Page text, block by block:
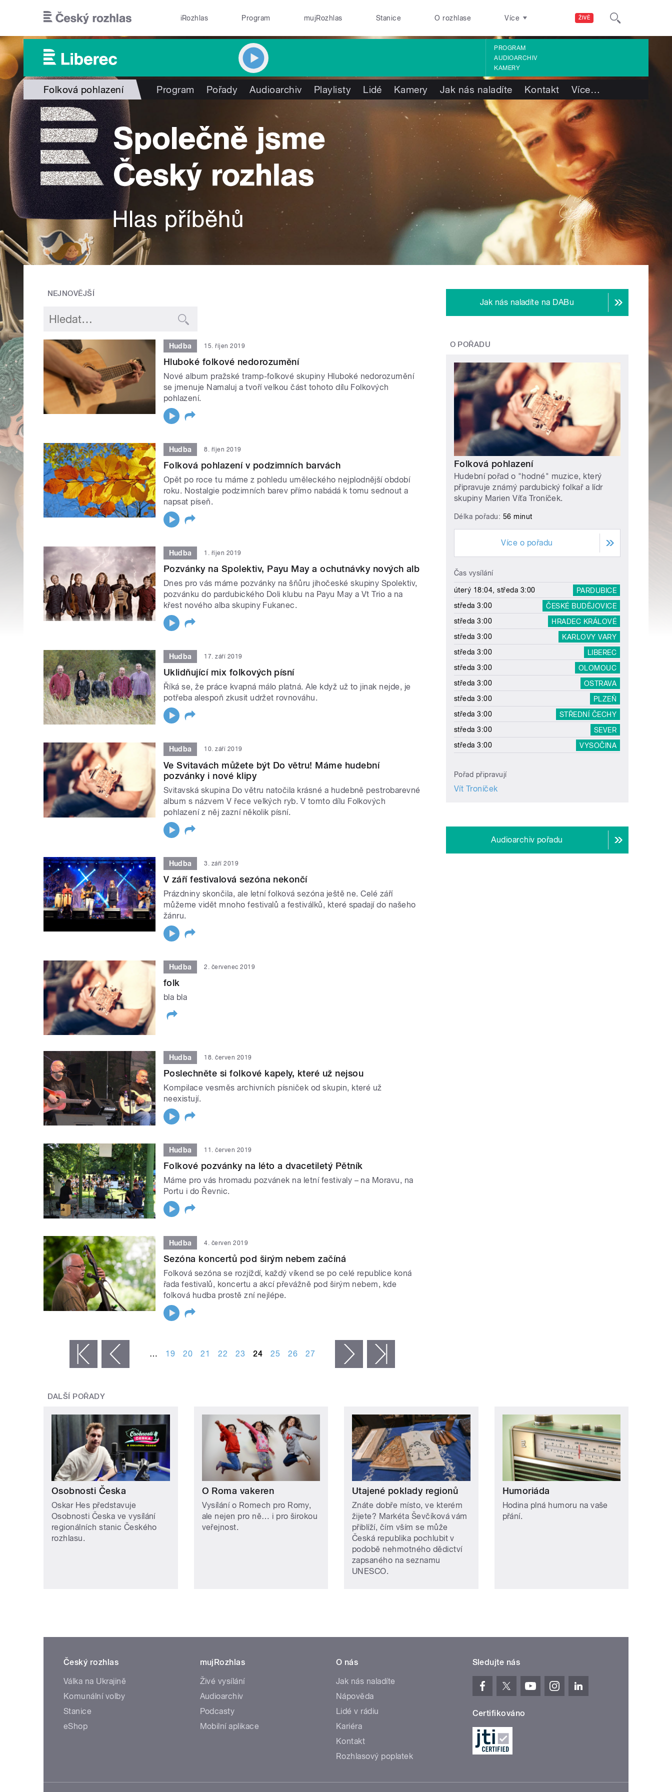
ŽIVĚ
iRozhlas Program mujRozhlas Stanice O rozhlase Více
PROGRAM
AUDIOARCHIV
KAMERY
Folková pohlazení Program Pořady Audioarchiv Playlisty Lidé Kamery Jak nás naladíte Kontakt Více…
NEJNOVĚJŠÍ
Hudba 15. říjen 2019
Hluboké folkové nedorozumění
Nové album pražské tramp-folkové skupiny Hluboké nedorozumění
se jmenuje Namaluj a tvoří velkou část tohoto dílu Folkových
pohlazení.
Hudba 8. říjen 2019
Folková pohlazení v podzimních barvách
Opět po roce tu máme z pohledu uměleckého nejplodnější období
roku. Nostalgie podzimních barev přímo nabádá k tomu sednout a
napsat píseň.
Hudba 1. říjen 2019
Pozvánky na Spolektiv, Payu May a ochutnávky nových alb
Dnes pro vás máme pozvánky na šňůru jihočeské skupiny Spolektiv,
pozvánku do pardubického Doli klubu na Payu May a Vt Trio a na
křest nového alba skupiny Fukanec.
Hudba 17. září 2019
Uklidňující mix folkových písní
Říká se, že práce kvapná málo platná. Ale když už to jinak nejde, je
potřeba alespoň zkusit udržet rovnováhu.
Hudba 10. září 2019
Ve Svitavách můžete být Do větru! Máme hudební
pozvánky i nové klipy
Svitavská skupina Do větru natočila krásné a hudebně pestrobarevné
album s názvem V řece velkých ryb. V tomto dílu Folkových
pohlazení z něj zazní několik písní.
Hudba 3. září 2019
V září festivalová sezóna nekončí
Prázdniny skončila, ale letní folková sezóna ještě ne. Celé září
můžeme vidět mnoho festivalů a festiválků, které spadají do našeho
žánru.
Hudba 2. červenec 2019
folk
bla bla
Hudba 18. červen 2019
Poslechněte si folkové kapely, které už nejsou
Kompilace vesměs archivních písniček od skupin, které už
neexistují.
Hudba 11. červen 2019
Folkové pozvánky na léto a dvacetiletý Pětník
Máme pro vás hromadu pozvánek na letní festivaly – na Moravu, na
Portu i do Řevnic.
Hudba 4. červen 2019
Sezóna koncertů pod širým nebem začíná
Folková sezóna se rozjíždí, každý víkend se po celé republice koná
řada festivalů, koncertu a akcí převážně pod širým nebem, kde
folková hudba prostě zní nejlépe.
‹ předchozí … 19 20 21 22 23 24 25 26 27 následující ›
Jak nás naladíte na DABu
O POŘADU
Folková pohlazení
Hudební pořad o "hodné" muzice, který
připravuje známý pardubický folkař a lídr
skupiny Marien Víťa Troníček.
Délka pořadu: 56 minut
Více o pořadu
Čas vysílání
úterý 18:04, středa 3:00
PARDUBICE
středa 3:00
ČESKÉ BUDĚJOVICE
středa 3:00
HRADEC KRÁLOVÉ
středa 3:00
KARLOVY VARY
středa 3:00
LIBEREC
středa 3:00
OLOMOUC
středa 3:00
OSTRAVA
středa 3:00
PLZEŇ
středa 3:00
STŘEDNÍ ČECHY
středa 3:00
SEVER
středa 3:00
VYSOČINA
Pořad připravují
Vít Troníček
Audioarchiv pořadu
DALŠÍ POŘADY
Osobnosti Česka
Oskar Hes představuje
Osobnosti Česka ve vysílání
regionálních stanic Českého
rozhlasu.
O Roma vakeren
Vysílání o Romech pro Romy,
ale nejen pro ně… i pro širokou
veřejnost.
Utajené poklady regionů
Znáte dobře místo, ve kterém
žijete? Markéta Ševčíková vám
přiblíží, čím vším se může
Česká republika pochlubit v
podobě nehmotného dědictví
zapsaného na seznamu
UNESCO.
Humoriáda
Hodina plná humoru na vaše
přání.
Český rozhlas
Válka na Ukrajině
Komunální volby
Stanice
eShop
mujRozhlas
Živé vysílání
Audioarchiv
Podcasty
Mobilní aplikace
O nás
Jak nás naladíte
Nápověda
Lidé v rádiu
Kariéra
Kontakt
Rozhlasový poplatek
Sledujte nás
Certifikováno